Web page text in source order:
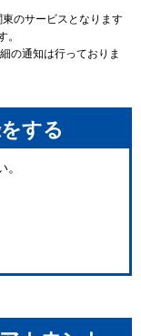
のサービスとなります
。
の通知は行っておりま
する